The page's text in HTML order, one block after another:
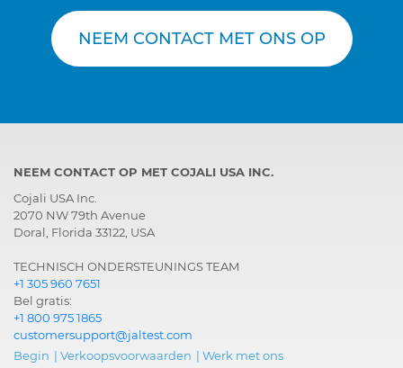
NEEM CONTACT MET ONS OP
NEEM CONTACT OP MET COJALI USA INC.
Cojali USA Inc.
2070 NW 79th Avenue
Doral, Florida 33122, USA
TECHNISCH ONDERSTEUNINGS TEAM
+1 305 960 7651
Bel gratis:
+1 800 975 1865
customersupport@jaltest.com
Begin | Verkoopsvoorwaarden | Werk met ons